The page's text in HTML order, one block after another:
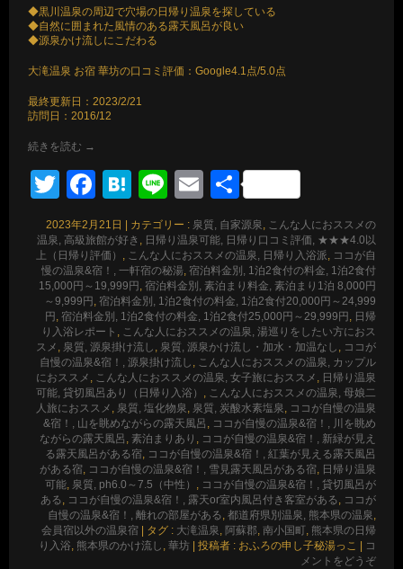
◆黒川温泉の周辺で穴場の日帰り温泉を探している
◆自然に囲まれた風情のある露天風呂が良い
◆源泉かけ流しにこだわる
大滝温泉 お宿 華坊の口コミ評価：Google4.1点/5.0点
最終更新日：2023/2/21
訪問日：2016/12
続きを読む →
TwitterFacebook
Hatena
LineEmail
共
有
2023年2月21日 カテゴリー : 泉質, 自家源泉, こんな人におススメの
温泉, 高級旅館が好き , 日帰り温泉可能, 日帰り口コミ評価, ★★★4.0以
上（日帰り評価） , こんな人におススメの温泉, 日帰り入浴派, ココが自
慢の温泉&宿！, 一軒宿の秘湯, 宿泊料金別, 1泊2食付の料金, 1泊2食付
15,000円～19,999円 , 宿泊料金別, 素泊まり料金, 素泊まり1泊 8,000円
～9,999円 , 宿泊料金別, 1泊2食付の料金, 1泊2食付20,000円～24,999
円 , 宿泊料金別, 1泊2食付の料金, 1泊2食付25,000円～29,999円 , 日帰
り入浴レポート , こんな人におススメの温泉, 湯巡りをしたい方におス
スメ , 泉質, 源泉掛け流し , 泉質, 源泉かけ流し・加水・加温なし , ココが
自慢の温泉&宿！, 源泉掛け流し , こんな人におススメの温泉, カップル
におススメ , こんな人におススメの温泉, 女子旅におススメ , 日帰り温泉
可能, 貸切風呂あり（日帰り入浴） , こんな人におススメの温泉, 母娘二
人旅におススメ , 泉質, 塩化物泉, 泉質, 炭酸水素塩泉, ココが自慢の温泉
&宿！, 山を眺めながらの露天風呂 , ココが自慢の温泉&宿！, 川を眺め
ながらの露天風呂 , 素泊まりあり , ココが自慢の温泉&宿！, 新緑が見え
る露天風呂がある宿, ココが自慢の温泉&宿！, 紅葉が見える露天風呂
がある宿, ココが自慢の温泉&宿！, 雪見露天風呂がある宿, 日帰り温泉
可能, 泉質, ph6.0～7.5（中性） , ココが自慢の温泉&宿！, 貸切風呂が
ある, ココが自慢の温泉&宿！, 露天or室内風呂付き客室がある, ココが
自慢の温泉&宿！, 離れの部屋がある, 都道府県別温泉, 熊本県の温泉,
会員宿以外の温泉宿
タグ : 大滝温泉, 阿蘇郡, 南小国町, 熊本県の日帰
り入浴, 熊本県のかけ流し , 華坊 投稿者 : おふろの申し子秘湯っこ
コ
メントをどうぞ